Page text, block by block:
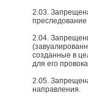
2.03.
преследование
2.04.
созданные в
для его
2.05.
направления.